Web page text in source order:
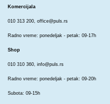
Komercijala
010 313 200, office@puls.rs
Radno vreme: ponedeljak - petak: 09-17h
Shop
010 310 360, info@puls.rs
Radno vreme: ponedeljak - petak: 09-20h
Subota: 09-15h